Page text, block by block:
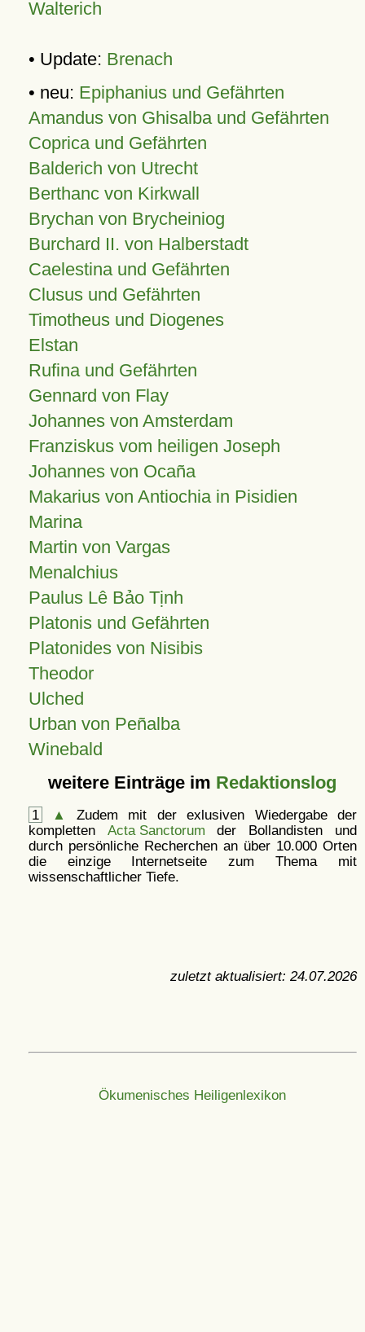
Walterich
• Update: Brenach
• neu: Epiphanius und Gefährten
Amandus von Ghisalba und Gefährten
Coprica und Gefährten
Balderich von Utrecht
Berthanc von Kirkwall
Brychan von Brycheiniog
Burchard II. von Halberstadt
Caelestina und Gefährten
Clusus und Gefährten
Timotheus und Diogenes
Elstan
Rufina und Gefährten
Gennard von Flay
Johannes von Amsterdam
Franziskus vom heiligen Joseph
Johannes von Ocaña
Makarius von Antiochia in Pisidien
Marina
Martin von Vargas
Menalchius
Paulus Lê Bảo Tịnh
Platonis und Gefährten
Platonides von Nisibis
Theodor
Ulched
Urban von Peñalba
Winebald
weitere Einträge im Redaktionslog
1 ▲
Zudem mit der exlusiven Wiedergabe der
kompletten Acta Sanctorum der Bollandisten und
durch persönliche Recherchen an über 10.000 Orten
die einzige Internetseite zum Thema mit
wissenschaftlicher Tiefe.
zuletzt aktualisiert: 24.07.2026
Ökumenisches Heiligenlexikon